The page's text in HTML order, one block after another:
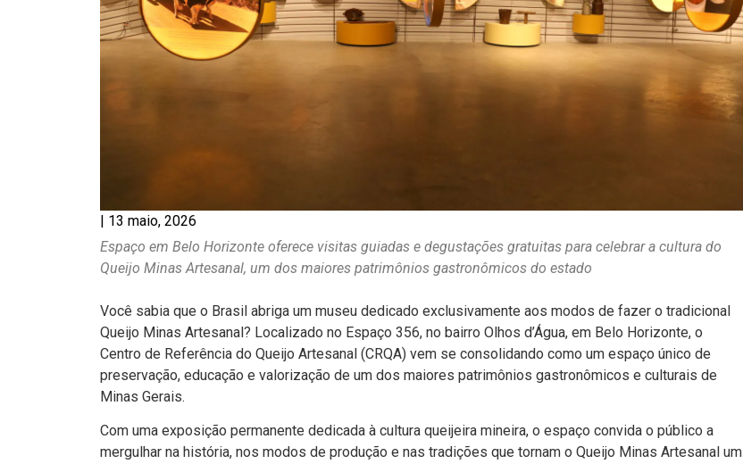
| 13 maio, 2026
Espaço em Belo Horizonte oferece visitas guiadas e degustações gratuitas para celebrar a cultura do
Queijo Minas Artesanal, um dos maiores patrimônios gastronômicos do estado
Você sabia que o Brasil abriga um museu dedicado exclusivamente aos modos de fazer o tradicional
Queijo Minas Artesanal? Localizado no Espaço 356, no bairro Olhos d’Água, em Belo Horizonte, o
Centro de Referência do Queijo Artesanal (CRQA) vem se consolidando como um espaço único de
preservação, educação e valorização de um dos maiores patrimônios gastronômicos e culturais de
Minas Gerais.
Com uma exposição permanente dedicada à cultura queijeira mineira, o espaço convida o público a
mergulhar na história, nos modos de produção e nas tradições que tornam o Queijo Minas Artesanal um